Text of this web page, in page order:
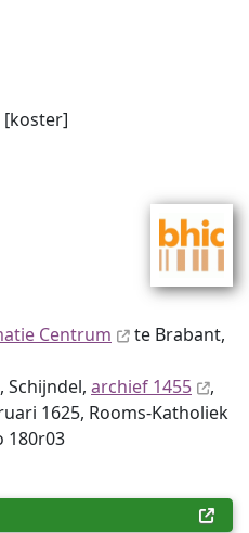
[koster]
Centrum
te Brabant,
Schijndel, archief 1455
,
1625, Rooms-Katholiek
180r03